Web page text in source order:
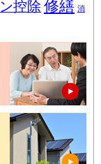
控除 修繕 消